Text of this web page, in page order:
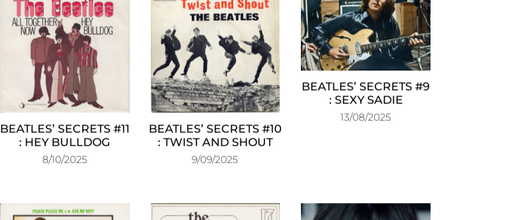
BEATLES’ SECRETS #11
: HEY BULLDOG
8/10/2025
BEATLES’ SECRETS #10
: TWIST AND SHOUT
9/09/2025
BEATLES’ SECRETS #9
: SEXY SADIE
13/08/2025